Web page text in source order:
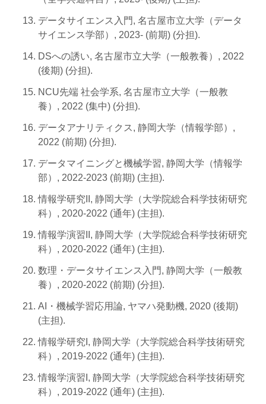
データサイエンス入門, 名古屋市立大学（データ
サイエンス学部）, 2023- (前期) (分担).
DSへの誘い, 名古屋市立大学（一般教養）, 2022
(後期) (分担).
NCU先端 社会学系, 名古屋市立大学（一般教
養）, 2022 (集中) (分担).
データアナリティクス, 静岡大学（情報学部）,
2022 (前期) (分担).
データマイニングと機械学習, 静岡大学（情報学
部）, 2022-2023 (前期) (主担).
情報学研究II, 静岡大学（大学院総合科学技術研究
科）, 2020-2022 (通年) (主担).
情報学演習II, 静岡大学（大学院総合科学技術研究
科）, 2020-2022 (通年) (主担).
数理・データサイエンス入門, 静岡大学（一般教
養）, 2020-2022 (前期) (分担).
AI・機械学習応用論, ヤマハ発動機, 2020 (後期)
(主担).
情報学研究I, 静岡大学（大学院総合科学技術研究
科）, 2019-2022 (通年) (主担).
情報学演習I, 静岡大学（大学院総合科学技術研究
科）, 2019-2022 (通年) (主担).